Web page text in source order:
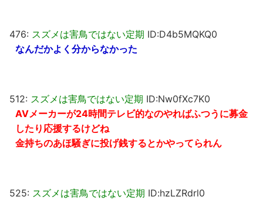
476: スズメは害鳥ではない定期 ID:D4b5MQKQ0
なんだかよく分からなかった
512: スズメは害鳥ではない定期 ID:Nw0fXc7K0
AVメーカーが24時間テレビ的なのやればふつうに募金
したり応援するけどね
金持ちのあほ騒ぎに投げ銭するとかやってられん
525: スズメは害鳥ではない定期 ID:hzLZRdrl0